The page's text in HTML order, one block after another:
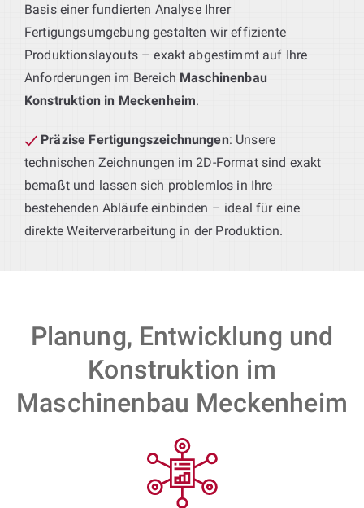
Basis einer fundierten Analyse Ihrer
Fertigungsumgebung gestalten wir effiziente
Produktionslayouts – exakt abgestimmt auf Ihre
Anforderungen im Bereich Maschinenbau
Konstruktion in Meckenheim.
Präzise Fertigungszeichnungen: Unsere
technischen Zeichnungen im 2D-Format sind exakt
bemaßt und lassen sich problemlos in Ihre
bestehenden Abläufe einbinden – ideal für eine
direkte Weiterverarbeitung in der Produktion.
Planung, Entwicklung und
Konstruktion im
Maschinenbau Meckenheim